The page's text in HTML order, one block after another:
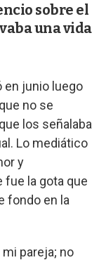
sobre el
una vida
en junio luego
no se
los señalaba
Lo mediático
y
fue la gota que
fondo en la
pareja; no